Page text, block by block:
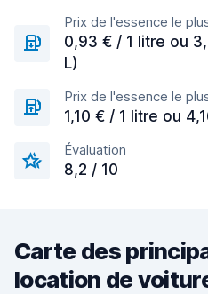
Prix de l'essence le
0,93 € / 1 litre ou
L)
Prix de l'essence le
1,10 € / 1 litre ou
Évaluation
8,2 / 10
Carte des
location de